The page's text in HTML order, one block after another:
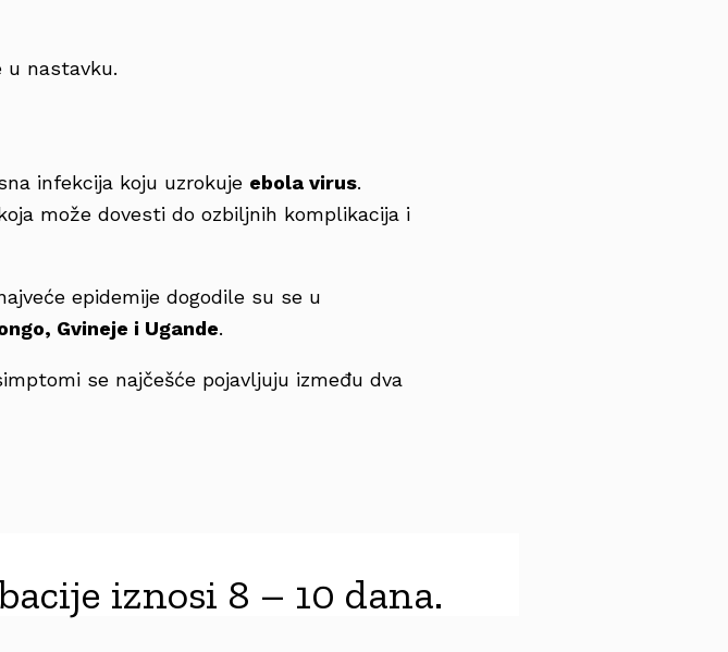
u nastavku.
infekcija koju uzrokuje ebola virus.
može dovesti do ozbiljnih komplikacija i
epidemije dogodile su se u
Gvineje i Ugande.
se najčešće pojavljuju između dva
iznosi 8 – 10 dana.